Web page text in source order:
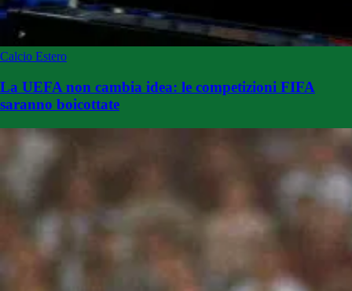
Calcio Estero
La UEFA non cambia idea: le competizioni FIFA
saranno boicottate